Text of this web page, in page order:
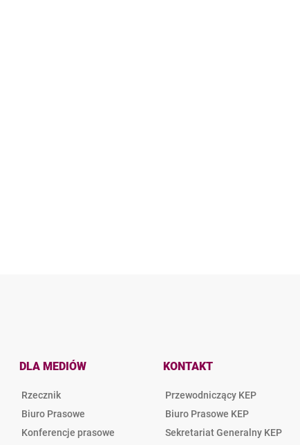
DLA MEDIÓW
Rzecznik
Biuro Prasowe
Konferencje prasowe
KONTAKT
Przewodniczący KEP
Biuro Prasowe KEP
Sekretariat Generalny KEP